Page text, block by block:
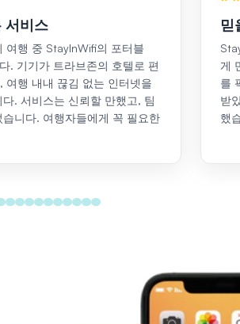
서비스
여행 중 StayInWifi의 포터블
. 기기가 트라브존의 호텔로 편
여행 내내 끊김 없는 인터넷을
. 서비스는 신뢰할 만했고, 팀
니다. 여행자들에게 꼭 필요한
믿
게
를
받
했